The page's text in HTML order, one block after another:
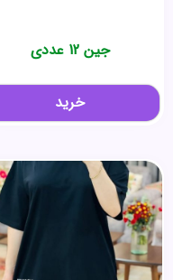
جین 12 عددی
خرید